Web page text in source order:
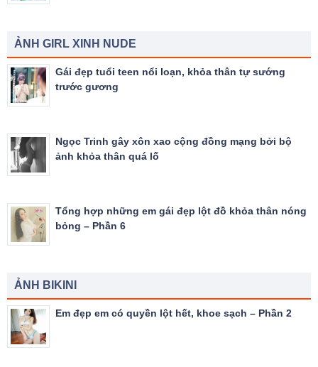
ẢNH GIRL XINH NUDE
Gái đẹp tuổi teen nổi loạn, khỏa thân tự sướng
trước gương
Ngọc Trinh gây xôn xao cộng đồng mạng bởi bộ
ảnh khỏa thân quá lố
Tổng hợp những em gái đẹp lột đồ khỏa thân nóng
bỏng – Phần 6
ẢNH BIKINI
Em đẹp em có quyền lột hết, khoe sạch – Phần 2